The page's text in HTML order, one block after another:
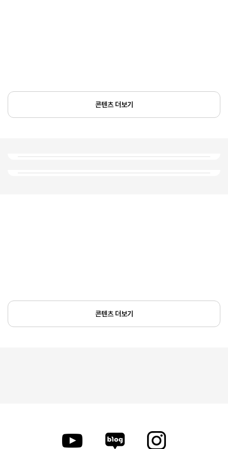
콘텐츠 더보기
콘텐츠 더보기